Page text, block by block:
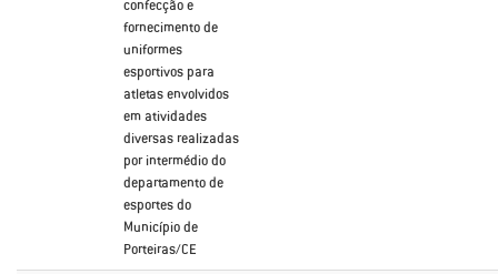
confecção e
fornecimento de
uniformes
esportivos para
atletas envolvidos
em atividades
diversas realizadas
por intermédio do
departamento de
esportes do
Município de
Porteiras/CE